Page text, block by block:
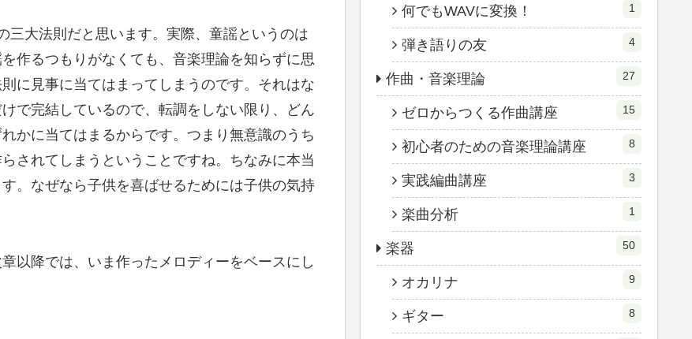
三大法則だと思います。実際、童謡というのは
作るつもりがなくても、音楽理論を知らずに思
に見事に当てはまってしまうのです。それはな
で完結しているので、転調をしない限り、どん
かに当てはまるからです。つまり無意識のうち
されてしまうということですね。ちなみに本当
。なぜなら子供を喜ばせるためには子供の気持
以降では、いま作ったメロディーをベースにし
何でもWAVに変換！ 1
弾き語りの友 4
作曲・音楽理論 27
ゼロからつくる作曲講座 15
初心者のための音楽理論講座 8
実践編曲講座 3
楽曲分析 1
楽器 50
オカリナ 9
ギター 8